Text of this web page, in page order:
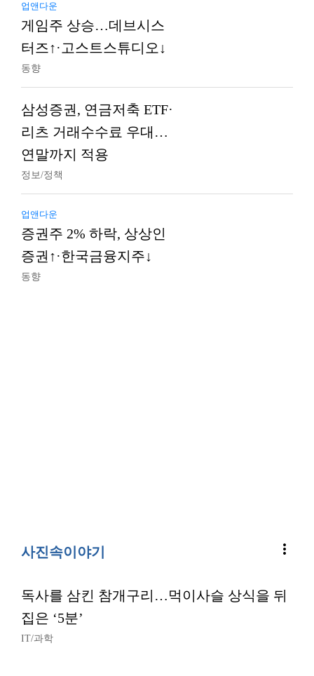
업앤다운
게임주 상승…데브시스
터즈↑·고스트스튜디오↓
동향
삼성증권, 연금저축 ETF·
리츠 거래수수료 우대…
연말까지 적용
정보/정책
업앤다운
증권주 2% 하락, 상상인
증권↑·한국금융지주↓
동향
사진속이야기 more_vert
독사를 삼킨 참개구리…먹이사슬 상식을 뒤
집은 ‘5분’
IT/과학